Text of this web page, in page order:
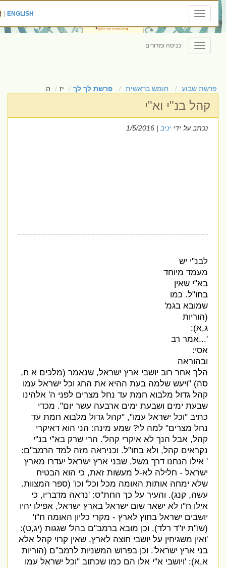
Toggle
navigation
ENGLISH
|
Toggle
navigation
כניסה ומדורים
פרשת שבוע חומש בראשית פרשת לך לך יז ה
קהל בנ"י וא"י
נכתב על ידייניב| 1/5/2016
לבנ"י יש
מעמד מיוחד
בא"י שאין
בחו"ל.כמו
שמובא בגמ'
הוריות
א):
'...אמר רב
אסי:
ובהוראה
הלך אחר רוב יושבי ארץ ישראל,שנאמר(מלכים א ח
סה) "ויעש שלמה בעת ההיא את החג וכל ישראל עמו
קהל גדול מלבוא חמת עד נחל מצרים לפני ה 'אלהינו
שבעת ימים ושבעת ימים ארבעה עשר יום".מכדי
כתיב"וכל ישראל עמו", "קהל גדול מלבוא חמת עד
נחל מצרים"למה לי ?שמע מינה:הני הוא דאיקרי
קהל,אבל הנך לא איקרי קהל'.הרי שרק בא"י בנ"י
נקראים קהל,ולא בחו"ל.וכניראה מזה למד הרמב"ם:
אילו הנחנו דרך משל,שבני ארץ ישראל יעדרו מארץ
ישראל- חלילה לא-ל מעשות זאת,כי הוא הבטיח
שלא ימחה אותות האומה מכל וכל'וכו' (ספר המצוות.
עשה,קנג).והעיר על כך החת"ס: 'נראה מדבריו,כי
אילו ח "ו לא ישאר שום ישראל בארץ ישראל,אפילו יהיו
יושבים ישראל בחוץ לארץ- מקרי כליון האומה ח "ו'
שו"ת יו" ד רלד).וכן מובא ברמב"ם בהל'שגגות(יג,ט):
ואין משגיחין על יושבי חוצה לארץ,שאין קרוי קהל אלא
בני ארץ ישראל'.וכן בפרוש המשניות לרמב"ם(הוריות
,א): 'ויושבי א "י אלו הם כמו שכתוב"וכל ישראל עמו